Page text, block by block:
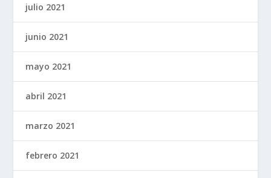
julio 2021
junio 2021
mayo 2021
abril 2021
marzo 2021
febrero 2021